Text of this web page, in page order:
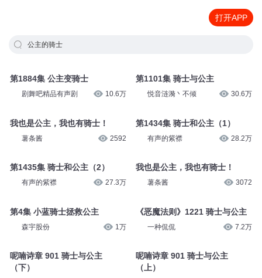
打开APP
公主的骑士
第1884集 公主变骑士
剧舞吧精品有声剧 10.6万
我也是公主，我也有骑士！
薯条酱 2592
第1435集 骑士和公主（2）
有声的紫襟 27.3万
第4集 小蓝骑士拯救公主
森宇股份 1万
呢喃诗章 901 骑士与公主
（下）
第1101集 骑士与公主
悦音涟漪丶不倾 30.6万
第1434集 骑士和公主（1）
有声的紫襟 28.2万
我也是公主，我也有骑士！
薯条酱 3072
《恶魔法则》1221 骑士与公主
一种侃侃 7.2万
呢喃诗章 901 骑士与公主
（上）